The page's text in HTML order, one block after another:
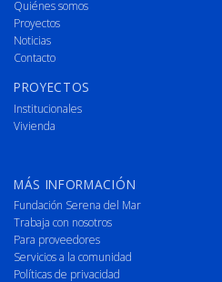
Quiénes somos
Proyectos
Noticias
Contacto
PROYECTOS
Institucionales
Vivienda
MÁS INFORMACIÓN
Fundación Serena del Mar
Trabaja con nosotros
Para proveedores
Servicios a la comunidad
Políticas de privacidad